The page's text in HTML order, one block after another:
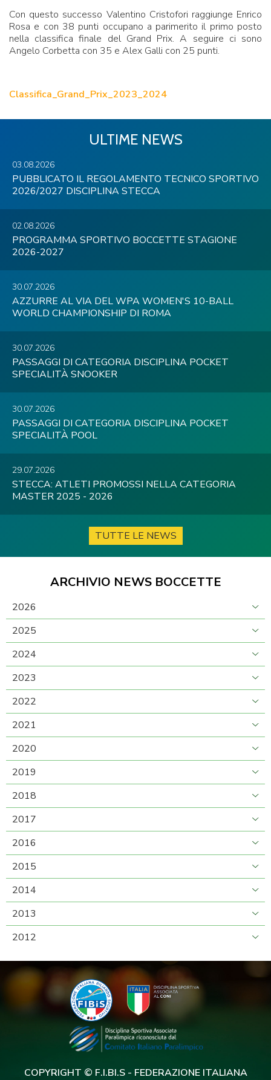
Con questo successo Valentino Cristofori raggiunge Enrico
Rosa e con 38 punti occupano a parimerito il primo posto
nella classifica finale del Grand Prix. A seguire ci sono
Angelo Corbetta con 35 e Alex Galli con 25 punti.
Classifica_Grand_Prix_2023_2024
ULTIME NEWS
03.08.2026
PUBBLICATO IL REGOLAMENTO TECNICO SPORTIVO
2026/2027 DISCIPLINA STECCA
02.08.2026
PROGRAMMA SPORTIVO BOCCETTE STAGIONE
2026-2027
30.07.2026
AZZURRE AL VIA DEL WPA WOMEN'S 10-BALL
WORLD CHAMPIONSHIP DI ROMA
30.07.2026
PASSAGGI DI CATEGORIA DISCIPLINA POCKET
SPECIALITÀ SNOOKER
30.07.2026
PASSAGGI DI CATEGORIA DISCIPLINA POCKET
SPECIALITÀ POOL
29.07.2026
STECCA: ATLETI PROMOSSI NELLA CATEGORIA
MASTER 2025 - 2026
TUTTE LE NEWS
ARCHIVIO NEWS BOCCETTE
2026
2025
2024
2023
2022
2021
2020
2019
2018
2017
2016
2015
2014
2013
2012
COPYRIGHT © F.I.BI.S - FEDERAZIONE ITALIANA